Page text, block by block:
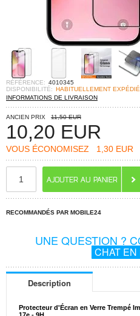
RÉFÉRENCE: 4010345
DISPONIBILITÉ: HABITUELLEMENT
INFORMATIONS DE LIVRAISON
ANCIEN PRIX 11,50 EUR
10,20 EUR
VOUS ÉCONOMISEZ 1,30 EUR
RECOMMANDÉS PAR MOBILE24
UNE QUESTION ?
CHAT
Description
Protecteur d'Écran en Verre Trempé